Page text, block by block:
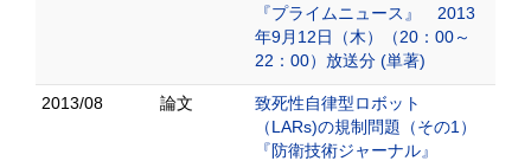
『プライムニュース』 2013
年9月12日（木）（20：00～
22：00）放送分 (単著)
2013/08 論文
致死性自律型ロボット
（LARs)の規制問題（その1）
『防衛技術ジャーナル』